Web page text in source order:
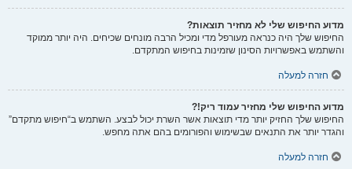
מדוע החיפוש שלי לא מחזיר תוצאות?
החיפוש שלך היה כנראה מעורפל מדי ומכיל הרבה מונחים שכיחים. היה יותר ממוקד
והשתמש באפשרויות הסינון שזמינות בחיפוש המתקדם.
חזרה למעלה
מדוע החיפוש שלי מחזיר עמוד ריק!?
החיפוש שלך החזיק יותר מדי תוצאות אשר השרת יכול לבצע. השתמש ב“חיפוש מתקדם”
והגדר יותר את התנאים שבשימוש והפורומים בהם אתה מחפש.
חזרה למעלה